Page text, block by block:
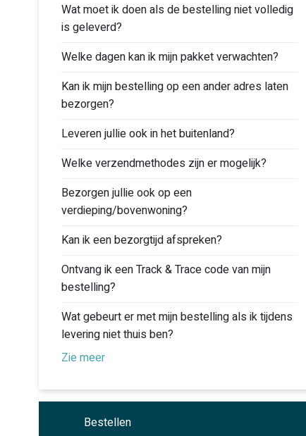
Wat moet ik doen als de bestelling niet volledig
is geleverd?
Welke dagen kan ik mijn pakket verwachten?
Kan ik mijn bestelling op een ander adres laten
bezorgen?
Leveren jullie ook in het buitenland?
Welke verzendmethodes zijn er mogelijk?
Bezorgen jullie ook op een
verdieping/bovenwoning?
Kan ik een bezorgtijd afspreken?
Ontvang ik een Track & Trace code van mijn
bestelling?
Wat gebeurt er met mijn bestelling als ik tijdens
levering niet thuis ben?
Zie meer
Bestellen